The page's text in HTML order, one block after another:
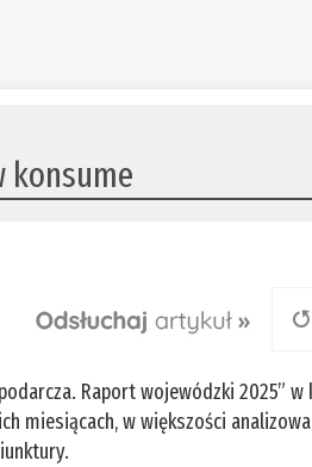
konsume
Raport wojewódzki 2025”
miesiącach, w większości